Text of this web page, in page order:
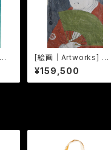
[絵画｜Artworks] 見
立 越後佐藤佐平治翁乃
図
¥159,500